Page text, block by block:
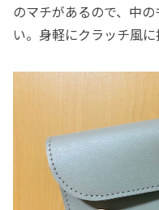
のマチがあるので、中
い。身軽にクラッチ風に